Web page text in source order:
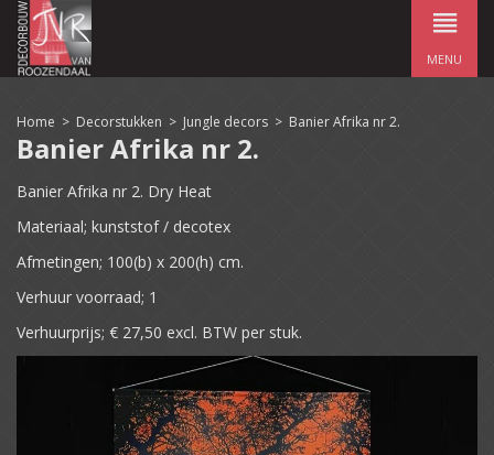
MENU
Home > Decorstukken > Jungle decors > Banier Afrika nr 2.
Banier Afrika nr 2.
Banier Afrika nr 2. Dry Heat
Materiaal; kunststof / decotex
Afmetingen; 100(b) x 200(h) cm.
Verhuur voorraad; 1
Verhuurprijs; € 27,50 excl. BTW per stuk.